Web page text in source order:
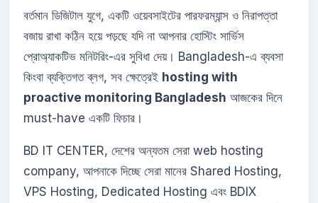
বর্তমান ডিজিটাল যুগে, একটি ওয়েবসাইটের পারফরম্যান্স ও নিরাপত্তা
বজায় রাখা কঠিন হয়ে পড়ছে যদি না আপনার হোস্টিং সার্ভিস
প্রোঅ্যাকটিভ মনিটরিং-এর সুবিধা দেয়। Bangladesh-এ ব্যবসা
কিংবা ব্যক্তিগত ব্লগ, সব ক্ষেত্রেই hosting with
proactive monitoring Bangladesh আজকের দিনে
must-have একটি ফিচার।
BD IT CENTER, দেশের অন্যতম সেরা web hosting
company, আপনাকে দিচ্ছে সেরা মানের Shared Hosting,
VPS Hosting, Dedicated Hosting এবং BDIX